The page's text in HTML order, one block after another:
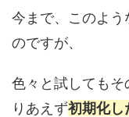
今まで、このよ
のですが、
色々と試してもそ
りあえず初期化し